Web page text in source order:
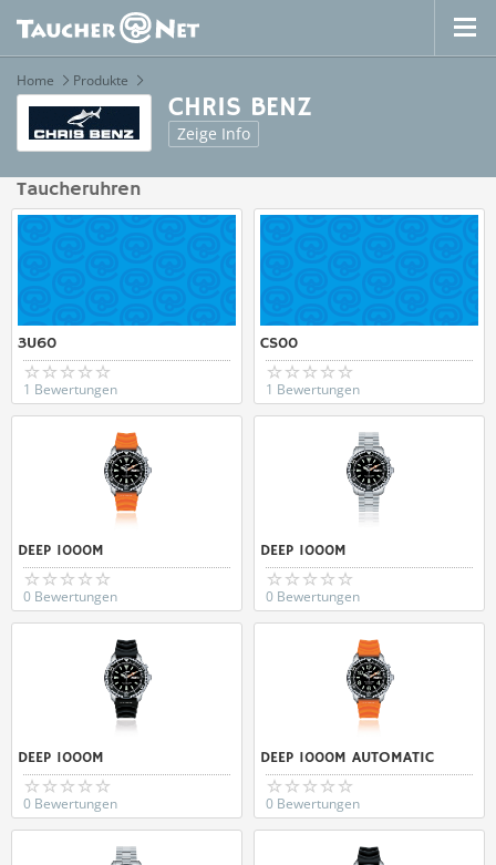
Home Produkte
CHRIS BENZ
Zeige Info
Taucheruhren
3U60
1 Bewertungen
CS00
1 Bewertungen
DEEP 1000M
0 Bewertungen
DEEP 1000M
0 Bewertungen
DEEP 1000M
0 Bewertungen
DEEP 1000M AUTOMATIC
0 Bewertungen